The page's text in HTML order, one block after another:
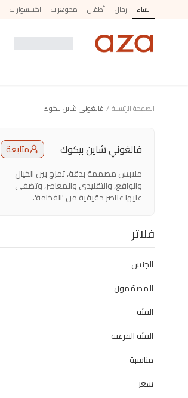
نساء رجال أطفال مجوهرات اكسسوارات
الصفحة الرئيسية/ فالغوني شاين بيكوك
فالغوني شاين بيكوك
متابعة
ملابس مصممة بدقة، تمزج بين الخيال
والواقع، والتقليدي والمعاصر، وتضفي
عليها عناصر حقيقية من 'الفخامة'.
فلاتر
الجنس
المصمّمون
الفئة
الفئة الفرعية
مناسبة
سعر